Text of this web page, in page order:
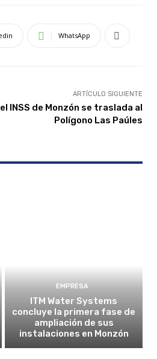
WhatsApp
ARTÍCULO SIGUIENTE
INSS de Monzón se traslada al
Polígono Las Paúles
EMPRESA
ITM Water Systems
concluye la primera fase de
ampliación de sus
instalaciones en Monzón